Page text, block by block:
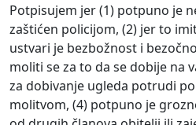
Potpisujem jer (1) potpuno je
zaštićen policijom, (2) jer to
ustvari je bezbožnost i
moliti se za to da se dobije na
za dobivanje ugleda potrudi
molitvom, (4) potpuno je